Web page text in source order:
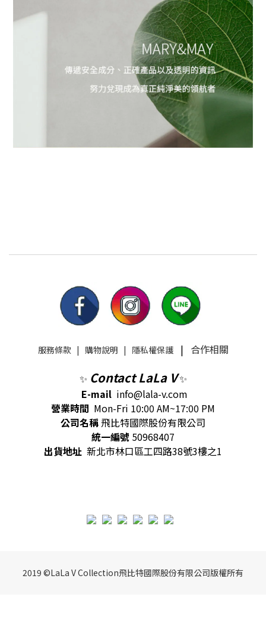
服務條款| 購物說明 | 隱私權保護| 合作相關
✨ Contact LaLa V✨
E-mail info@lala-v.com
營業時間 Mon-Fri 10:00 AM~17:00 PM
公司名稱飛比特國際股份有限公司
統一編號 50968407
出貨地址 新北市林口區工四路38號3樓之1
2019 ©LaLa V Collection飛比特國際股份有限公司版權所有